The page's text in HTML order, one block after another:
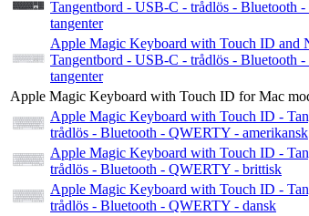
Tangentbord - USB-C - trådlös - Bluetooth -
tangenter
Apple Magic Keyboard with Touch ID and
Tangentbord - USB-C - trådlös - Bluetooth -
tangenter
Apple Magic Keyboard with Touch ID for Mac
Apple Magic Keyboard with Touch ID -
trådlös - Bluetooth - QWERTY - amerikansk
Apple Magic Keyboard with Touch ID -
trådlös - Bluetooth - QWERTY - brittisk
Apple Magic Keyboard with Touch ID -
trådlös - Bluetooth - QWERTY - dansk